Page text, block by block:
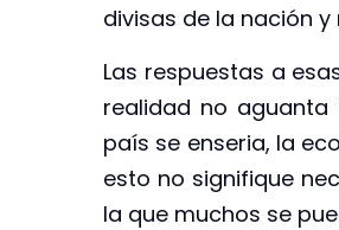
divisas de la nación
Las respuestas a
realidad no
país se enseria, la
esto no signifique
la que muchos se